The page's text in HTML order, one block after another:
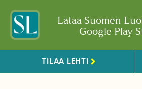
Lataa Suomen
Google Play
TILAA LEHTI